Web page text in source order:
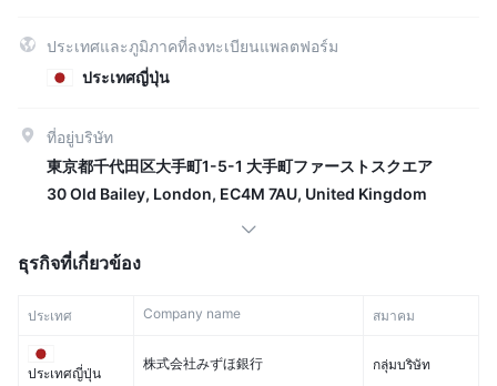
ประเทศและภูมิภาคที่ลงทะเบียนแพลตฟอร์ม
ประเทศญี่ปุ่น
ที่อยู่บริษัท
東京都千代田区大手町1-5-1 大手町ファーストスクエア
30 Old Bailey, London, EC4M 7AU, United Kingdom
ธุรกิจที่เกี่ยวข้อง
ประเทศ Company name สมาคม
ประเทศญี่ปุ่น
株式会社みずほ銀行 กลุ่มบริษัท